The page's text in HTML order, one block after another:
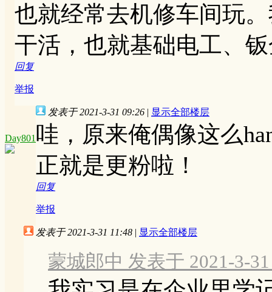
也就经常去机修车间玩
干活，也就基础电工、
回复
举报
Day801
发表于 2021-3-31 09:26 | 显示全部楼层
哇，原来俺偶像这么
正就是更粉啦！
回复
举报
发表于 2021-3-31 11:48 | 显示全部楼层
蒙城郎中 发表于 2021-3-